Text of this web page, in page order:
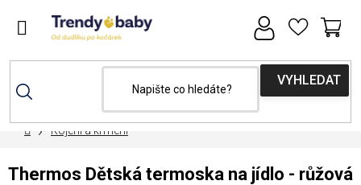
DomůKojení a krmení
Thermos Dětská termoska na jídlo - růžová